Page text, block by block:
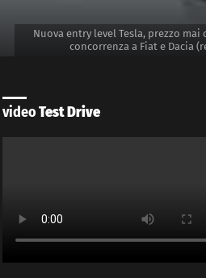
Nuova entry level Tesla, prezzo mai
concorrenza a Fiat e Dacia
videoTest Drive